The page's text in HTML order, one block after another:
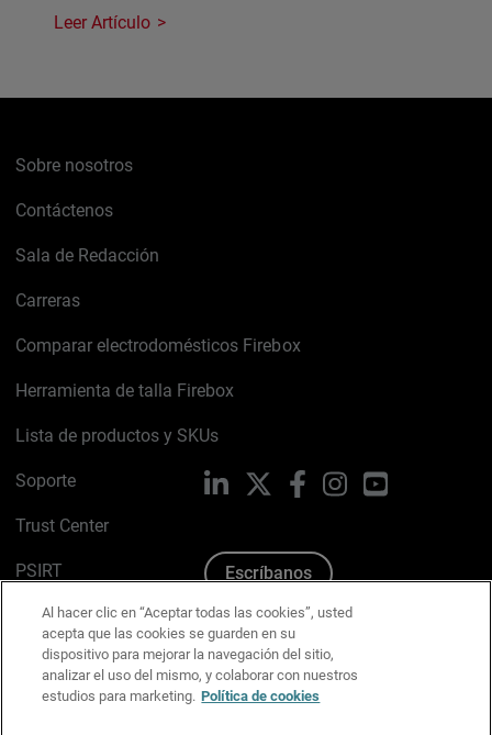
Leer Artículo
Sobre nosotros
Contáctenos
Sala de Redacción
Carreras
Comparar electrodomésticos Firebox
Herramienta de talla Firebox
Lista de productos y SKUs
Soporte
Trust Center
PSIRT
Política de cookies
Política de privacidad
Kit de medios y marca
LinkedIn FacebookInstagramYouTube
Escríbanos
Al hacer clic en “Aceptar todas las cookies”, usted
acepta que las cookies se guarden en su
dispositivo para mejorar la navegación del sitio,
analizar el uso del mismo, y colaborar con nuestros
estudios para marketing. Política de cookies